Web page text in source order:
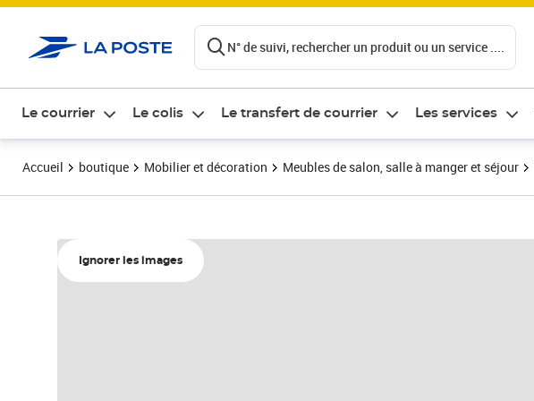
N° de suivi, rechercher un produit ou un service ....
Le courrier Le colis Le transfert de courrier Les services
Accueil boutique Mobilier et décoration Meubles de salon, salle à manger et séjour
Ignorer les images